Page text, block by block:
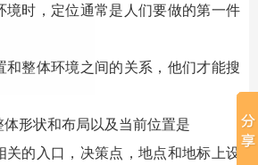
境时，定位通常是人们要做的第一件
和整体环境之间的关系，他们才能搜
形状和布局以及当前位置是
的入口，决策点，地点和地标上设